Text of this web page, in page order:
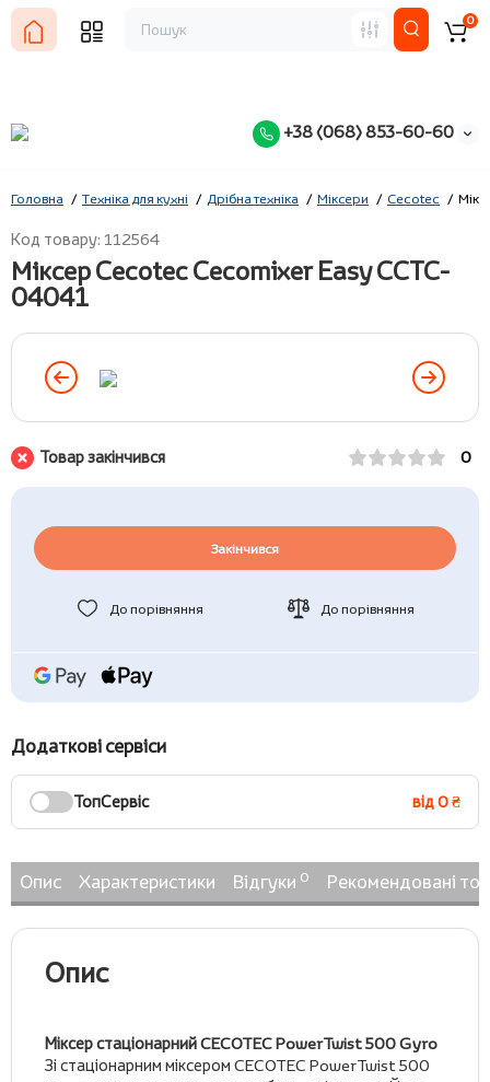
+38 (068) 853-60-60
0
Головна Техніка для кухні Дрібна техніка Міксери Cecotec
Код товару: 112564
Міксер Cecotec Cecomixer Easy CCTC-
04041
Товар закінчився 0
Закінчився
До порівняння До порівняння
Додаткові сервіси
ТопСервіс від 0 ₴
Опис Характеристики Відгуки 0 Рекомендовані
Опис
Міксер стаціонарний CECOTEC PowerTwist 500 Gyro
Зі стаціонарним міксером CECOTEC PowerTwist 500